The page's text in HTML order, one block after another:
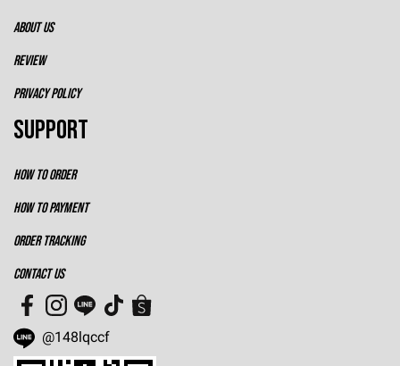
ABOUT US
REVIEW
PRIVACY POLICY
SUPPORT
HOW TO ORDER
HOW TO PAYMENT
ORDER TRACKING
CONTACT US
@148lqccf